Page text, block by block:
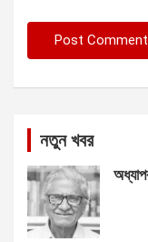
নতুন খবর